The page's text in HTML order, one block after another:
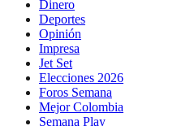
Dinero
Deportes
Opinión
Impresa
Jet Set
Elecciones 2026
Foros Semana
Mejor Colombia
Semana Play